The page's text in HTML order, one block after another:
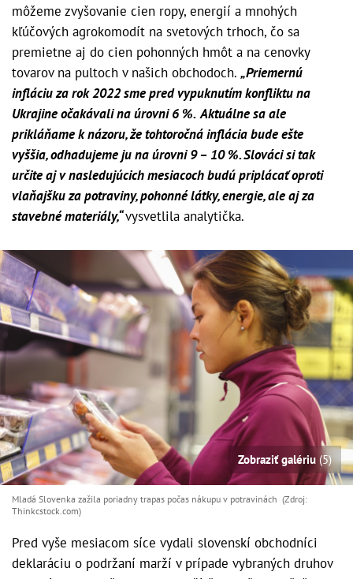
môžeme zvyšovanie cien ropy, energií a mnohých
kľúčových agrokomodít na svetových trhoch, čo sa
premietne aj do cien pohonných hmôt a na cenovky
tovarov na pultoch v našich obchodoch. „Priemernú
infláciu za rok 2022 sme pred vypuknutím konfliktu na
Ukrajine očakávali na úrovni 6 %. Aktuálne sa ale
prikláňame k názoru, že tohtoročná inflácia bude ešte
vyššia, odhadujeme ju na úrovni 9 – 10 %. Slováci si tak
určite aj v nasledujúcich mesiacoch budú priplácať oproti
vlaňajšku za potraviny, pohonné látky, energie, ale aj za
stavebné materiály,“vysvetlila analytička.
Zobraziť galériu (5)
Mladá Slovenka zažila poriadny trapas počas nákupu v potravinách (Zdroj:
Thinkcstock.com)
Pred vyše mesiacom síce vydali slovenskí obchodníci
deklaráciu o podržaní marží v prípade vybraných druhov